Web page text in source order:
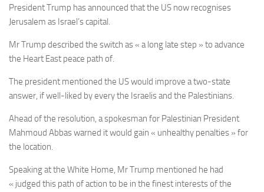
President Trump has announced that the US now recognises
Jerusalem as Israel’s capital.
Mr Trump described the switch as « a long late step » to advance
the Heart East peace path of.
The president mentioned the US would improve a two-state
answer, if well-liked by every the Israelis and the Palestinians.
Ahead of the resolution, a spokesman for Palestinian President
Mahmoud Abbas warned it would gain « unhealthy penalties » for
the location.
Speaking at the White Home, Mr Trump mentioned he had
« judged this path of action to be in the finest interests of the